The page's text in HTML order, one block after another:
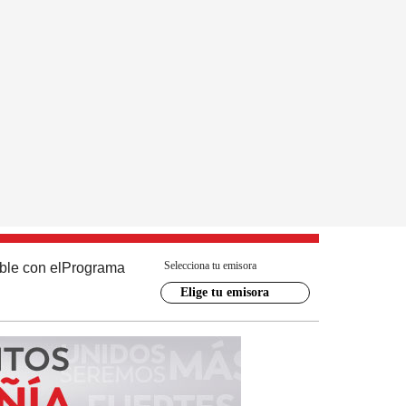
con el Programa Selecciona tu emisora
Elige tu emisora